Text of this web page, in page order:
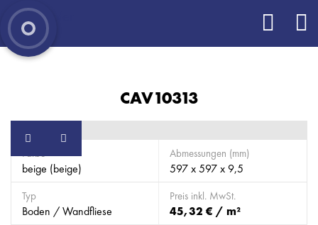
CAV10313
Farbe
beige (beige)
Abmessungen (mm)
597 x 597 x 9,5
Typ
Boden / Wandfliese
Preis inkl. MwSt.
45,32 € / m²